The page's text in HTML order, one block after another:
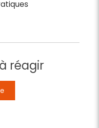
réagir